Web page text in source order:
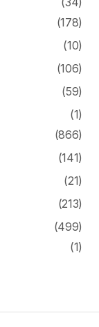
(178)
(10)
(106)
(59)
(1)
(866)
(141)
(21)
(213)
(499)
(1)